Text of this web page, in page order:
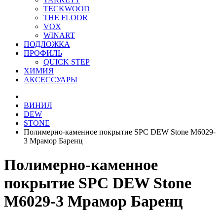
TECKWOOD
THE FLOOR
VOX
WINART
ПОДЛОЖКА
ПРОФИЛЬ
QUICK STEP
ХИМИЯ
АКСЕССУАРЫ
ВИНИЛ
DEW
STONE
Полимерно-каменное покрытие SPC DEW Stone M6029-
3 Мрамор Баренц
Полимерно-каменное
покрытие SPC DEW Stone
M6029-3 Мрамор Баренц